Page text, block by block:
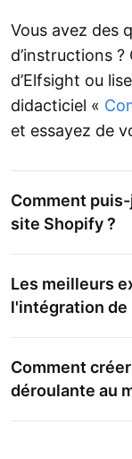
Vous avez des
d’instructions ?
d’Elfsight ou
didacticiel «
et essayez de
Comment
site Shopify ?
Les meilleurs
l'intégration de
Comment
déroulante au